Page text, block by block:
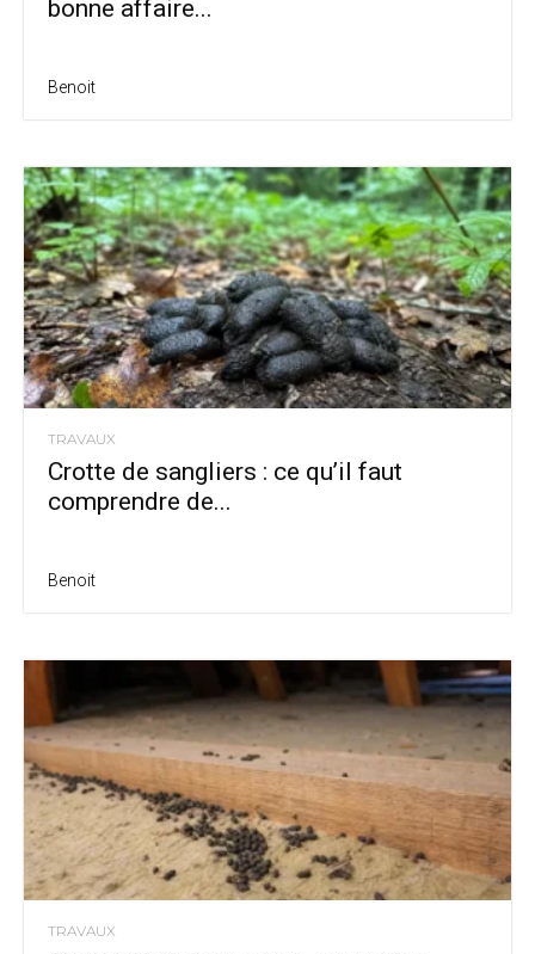
bonne affaire...
Benoit
TRAVAUX
Crotte de sangliers : ce qu’il faut
comprendre de...
Benoit
TRAVAUX